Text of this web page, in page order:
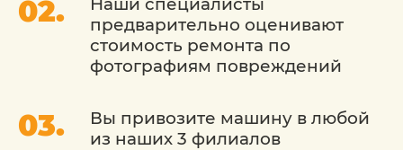
предварительно оценивают
стоимость ремонта по
фотографиям повреждений
Вы привозите машину в любой
из наших 3 филиалов